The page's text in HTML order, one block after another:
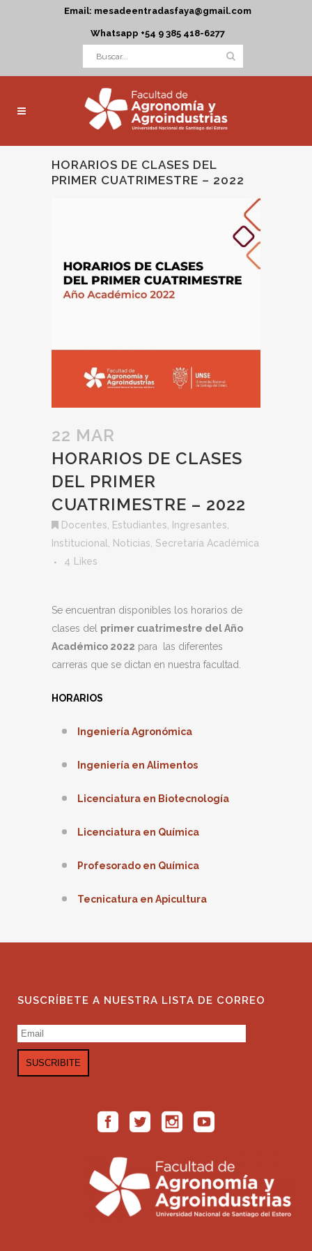
Email: mesadeentradasfaya@gmail.com
Whatsapp +54 9 385 418-6277
HORARIOS DE CLASES DEL
PRIMER CUATRIMESTRE – 2022
22 MAR
HORARIOS DE CLASES
DEL PRIMER
CUATRIMESTRE – 2022
Docentes Estudiantes Ingresantes
Institucional
Noticias Secretaría Académica
4
Likes
Se encuentran disponibles los horarios de
clases del primer cuatrimestre del Año
Académico 2022 para las diferentes
carreras que se dictan en nuestra facultad.
HORARIOS
Ingeniería Agronómica
Ingeniería en Alimentos
Licenciatura en Biotecnología
Licenciatura en Química
Profesorado en Química
Tecnicatura en Apicultura
SUSCRÍBETE A NUESTRA LISTA DE CORREO